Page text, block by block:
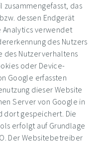
zusammengefasst, das
dessen Endgerät
Analytics verwendet
des Nutzers
des Nutzerverhaltens
oder Device-
Google erfassten
dieser Website
Server von Google in
dort gespeichert. Die
erfolgt auf Grundlage
Der Websitebetreiber